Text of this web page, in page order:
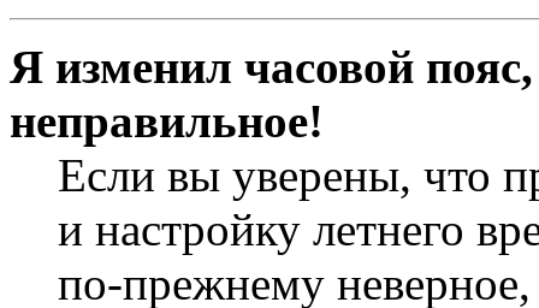
Я изменил часовой
неправильное!
Если вы уверены, что
и настройку летнего
по-прежнему неверное,